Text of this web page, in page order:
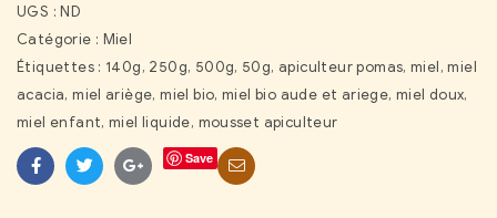
UGS :ND
Catégorie : Miel
Étiquettes : 140g, 250g, 500g, 50g, apiculteur pomas,miel,miel
acacia,miel ariège,miel bio,miel bio aude et ariege, miel doux,
miel enfant,miel liquide, mousset apiculteur
FacebookTwitterGoogle+
Save
Courriel